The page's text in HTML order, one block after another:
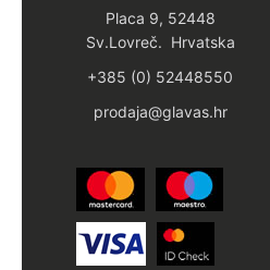
Placa 9, 52448
Sv.Lovreč. Hrvatska
+385 (0) 52448550
prodaja@glavas.hr